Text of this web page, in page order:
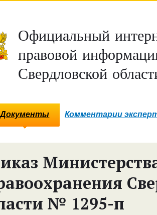
Официальный
правовой
Свердловской
Документы Комментарии
№ 1295-п